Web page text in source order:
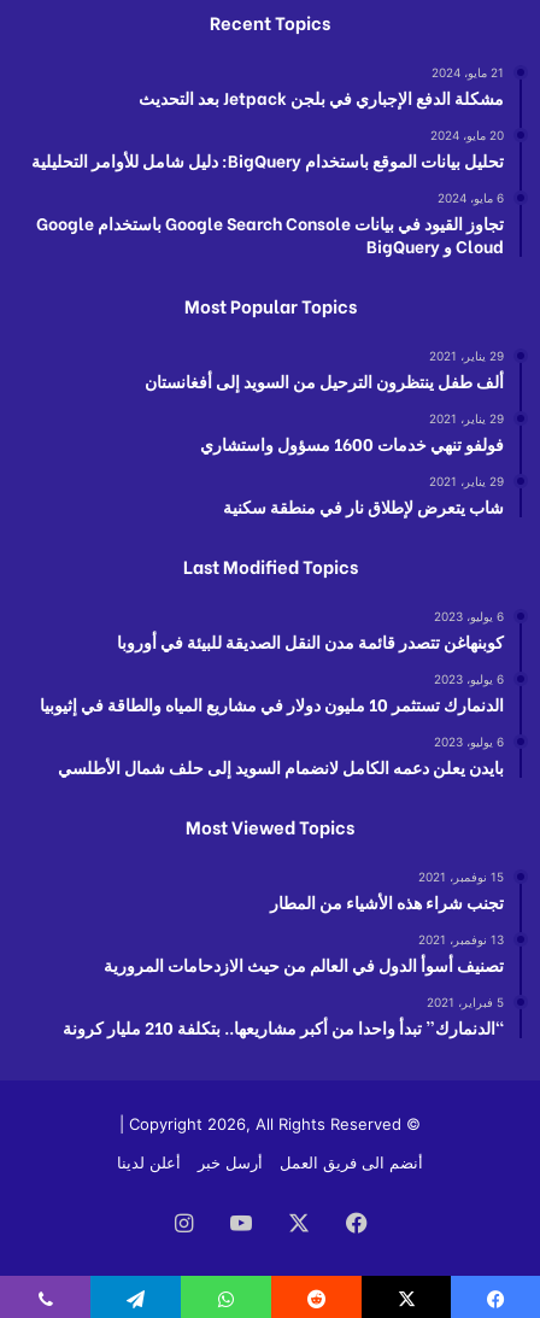
Recent Topics
21 مايو، 2024
مشكلة الدفع الإجباري في بلجن Jetpack بعد التحديث
20 مايو، 2024
تحليل بيانات الموقع باستخدام BigQuery: دليل شامل للأوامر التحليلية
6 مايو، 2024
تجاوز القيود في بيانات Google Search Console باستخدام Google
Cloud و BigQuery
Most Popular Topics
29 يناير، 2021
ألف طفل ينتظرون الترحيل من السويد إلى أفغانستان
29 يناير، 2021
فولفو تنهي خدمات 1600 مسؤول واستشاري
29 يناير، 2021
شاب يتعرض لإطلاق نار في منطقة سكنية
Last Modified Topics
6 يوليو، 2023
كوبنهاغن تتصدر قائمة مدن النقل الصديقة للبيئة في أوروبا
6 يوليو، 2023
الدنمارك تستثمر 10 مليون دولار في مشاريع المياه والطاقة في إثيوبيا
6 يوليو، 2023
بايدن يعلن دعمه الكامل لانضمام السويد إلى حلف شمال الأطلسي
Most Viewed Topics
15 نوفمبر، 2021
تجنب شراء هذه الأشياء من المطار
13 نوفمبر، 2021
تصنيف أسوأ الدول في العالم من حيث الازدحامات المرورية
5 فبراير، 2021
“الدنمارك” تبدأ واحدا من أكبر مشاريعها.. بتكلفة 210 مليار كرونة
© Copyright 2026, All Rights Reserved |
أنضم الى فريق العمل
أرسل خبر أعلن لدينا
فيسبوك ‫YouTube